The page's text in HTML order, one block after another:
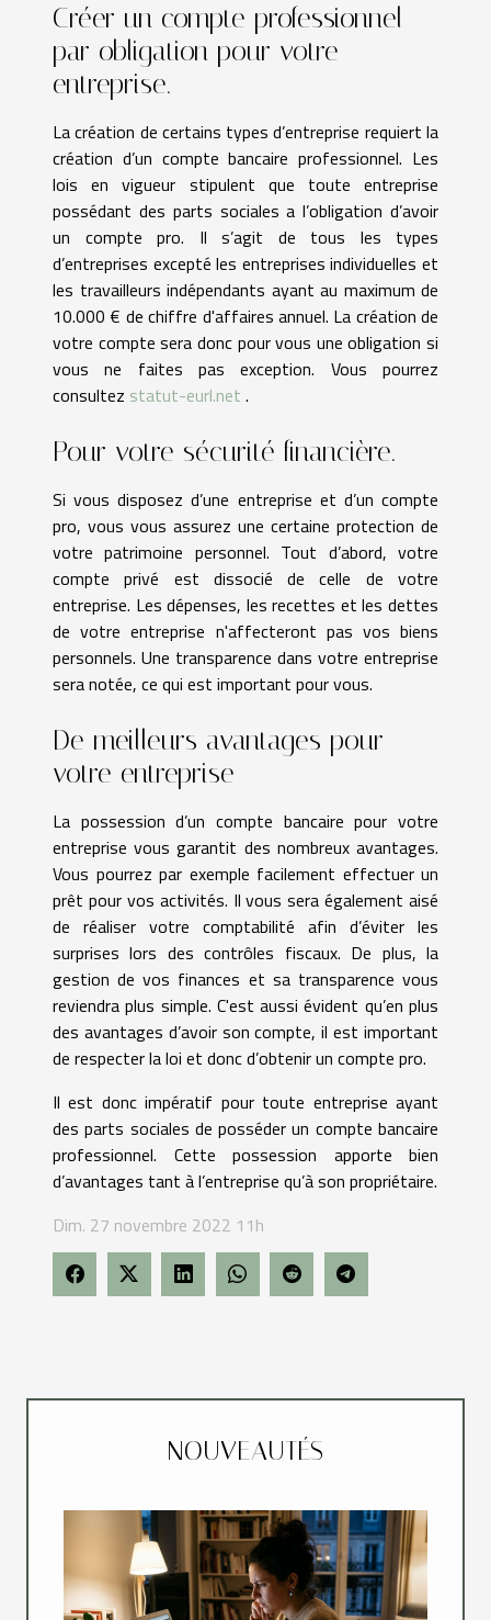
Créer un compte professionnel
par obligation pour votre
entreprise.
La création de certains types d’entreprise requiert la
création d’un compte bancaire professionnel. Les
lois en vigueur stipulent que toute entreprise
possédant des parts sociales a l’obligation d’avoir
un compte pro. Il s’agit de tous les types
d’entreprises excepté les entreprises individuelles et
les travailleurs indépendants ayant au maximum de
10.000 € de chiffre d'affaires annuel. La création de
votre compte sera donc pour vous une obligation si
vous ne faites pas exception. Vous pourrez
consultez statut-eurl.net .
Pour votre sécurité financière.
Si vous disposez d’une entreprise et d’un compte
pro, vous vous assurez une certaine protection de
votre patrimoine personnel. Tout d’abord, votre
compte privé est dissocié de celle de votre
entreprise. Les dépenses, les recettes et les dettes
de votre entreprise n'affecteront pas vos biens
personnels. Une transparence dans votre entreprise
sera notée, ce qui est important pour vous.
De meilleurs avantages pour
votre entreprise
La possession d’un compte bancaire pour votre
entreprise vous garantit des nombreux avantages.
Vous pourrez par exemple facilement effectuer un
prêt pour vos activités. Il vous sera également aisé
de réaliser votre comptabilité afin d’éviter les
surprises lors des contrôles fiscaux. De plus, la
gestion de vos finances et sa transparence vous
reviendra plus simple. C'est aussi évident qu’en plus
des avantages d’avoir son compte, il est important
de respecter la loi et donc d’obtenir un compte pro.
Il est donc impératif pour toute entreprise ayant
des parts sociales de posséder un compte bancaire
professionnel. Cette possession apporte bien
d’avantages tant à l’entreprise qu’à son propriétaire.
Dim. 27 novembre 2022 11h
NOUVEAUTÉS